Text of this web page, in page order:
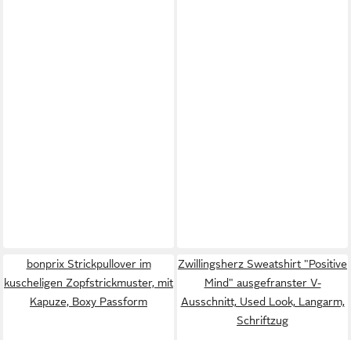
bonprix Strickpullover im
kuscheligen Zopfstrickmuster, mit
Kapuze, Boxy Passform
Zwillingsherz Sweatshirt "Positive
Mind" ausgefranster V-
Ausschnitt, Used Look, Langarm,
Schriftzug